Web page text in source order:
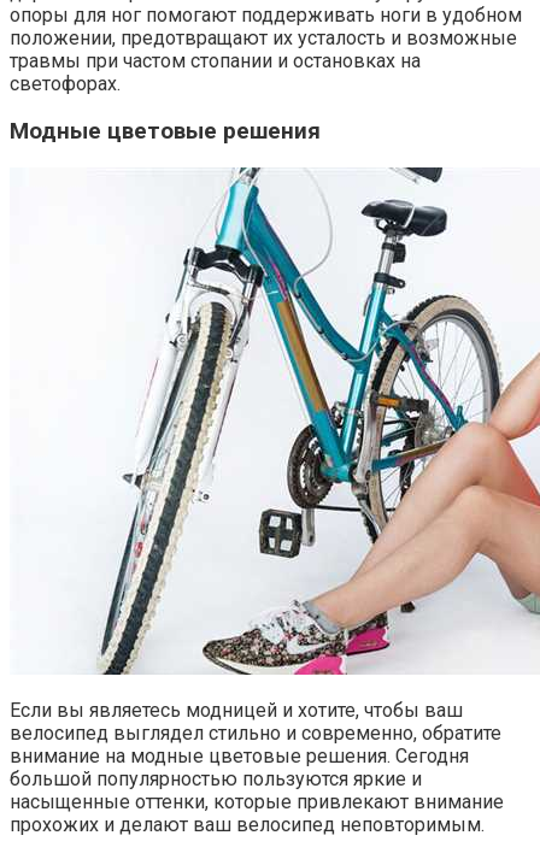
опоры для ног помогают поддерживать ноги в удобном
положении, предотвращают их усталость и возможные
травмы при частом стопании и остановках на
светофорах.
Модные цветовые решения
Если вы являетесь модницей и хотите, чтобы ваш
велосипед выглядел стильно и современно, обратите
внимание на модные цветовые решения. Сегодня
большой популярностью пользуются яркие и
насыщенные оттенки, которые привлекают внимание
прохожих и делают ваш велосипед неповторимым.